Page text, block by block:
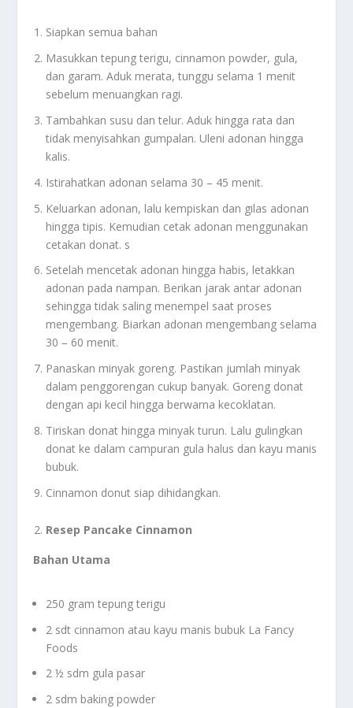
Siapkan semua bahan
Masukkan tepung terigu, cinnamon powder, gula,
dan garam. Aduk merata, tunggu selama 1 menit
sebelum menuangkan ragi.
Tambahkan susu dan telur. Aduk hingga rata dan
tidak menyisahkan gumpalan. Uleni adonan hingga
kalis.
Istirahatkan adonan selama 30 – 45 menit.
Keluarkan adonan, lalu kempiskan dan gilas adonan
hingga tipis. Kemudian cetak adonan menggunakan
cetakan donat. s
Setelah mencetak adonan hingga habis, letakkan
adonan pada nampan. Berikan jarak antar adonan
sehingga tidak saling menempel saat proses
mengembang. Biarkan adonan mengembang selama
30 – 60 menit.
Panaskan minyak goreng. Pastikan jumlah minyak
dalam penggorengan cukup banyak. Goreng donat
dengan api kecil hingga berwarna kecoklatan.
Tiriskan donat hingga minyak turun. Lalu gulingkan
donat ke dalam campuran gula halus dan kayu manis
bubuk.
Cinnamon donut siap dihidangkan.
Resep Pancake Cinnamon
Bahan Utama
250 gram tepung terigu
2 sdt cinnamon atau kayu manis bubuk La Fancy
Foods
2 ½ sdm gula pasar
2 sdm baking powder